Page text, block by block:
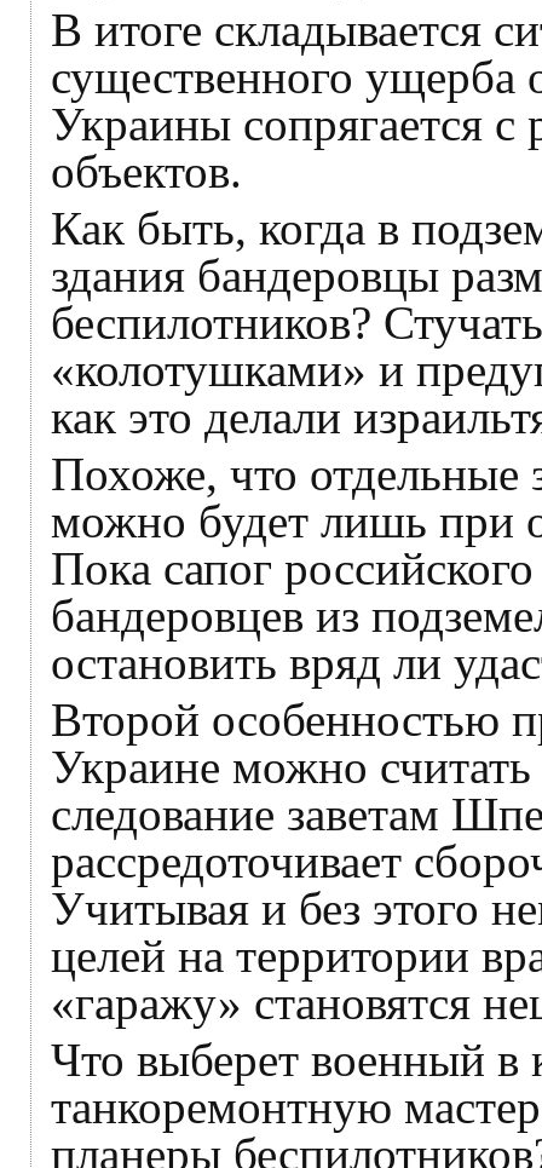
В итоге складывается
существенного
Украины сопрягается
объектов.
Как быть, когда в
здания бандеровцы
беспилотников?
«колотушками» и
как это делали
Похоже, что отдельные
можно будет лишь при
Пока сапог
бандеровцев из
остановить вряд ли
Второй особенностью
Украине можно
следование заветам
рассредоточивает
Учитывая и без этого
целей на территории
«гаражу» становятся
Что выберет военный в
танкоремонтную
планеры